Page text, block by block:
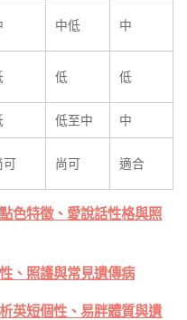
中低 中
低 低
低至中 中
可 尚可 適合
色特徵、愛說話性格與照
、照護與常見遺傳病
英短個性、易胖體質與遺